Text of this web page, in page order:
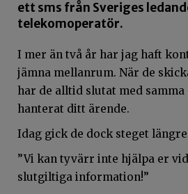
ett sms från Sveriges
telekomoperatör.
I mer än två år har jag haft
jämna mellanrum. När de
har de alltid slutat med samma
hanterat ditt ärende.
Idag gick de dock steget
”Vi kan tyvärr inte hjälpa er
slutgiltiga information!”